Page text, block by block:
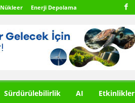
Nükleer Enerji Depolama
Sürdürülebilirlik AI Etkinlikler